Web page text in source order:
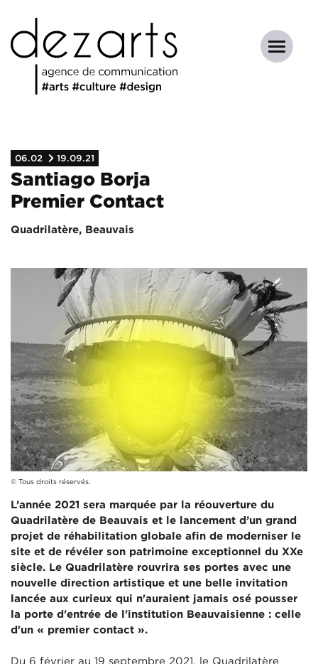
06.02 19.09.21
Santiago Borja
Premier Contact
Quadrilatère, Beauvais
© Tous droits réservés.
L’année 2021 sera marquée par la réouverture du
Quadrilatère de Beauvais et le lancement d’un grand
projet de réhabilitation globale afin de moderniser le
site et de révéler son patrimoine exceptionnel du XXe
siècle. Le Quadrilatère rouvrira ses portes avec une
nouvelle direction artistique et une belle invitation
lancée aux curieux qui n'auraient jamais osé pousser
la porte d'entrée de l'institution Beauvaisienne : celle
d'un « premier contact ».